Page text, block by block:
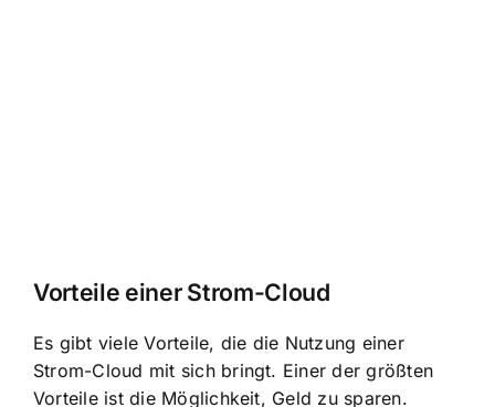
Vorteile einer Strom-Cloud
Es gibt viele Vorteile, die die Nutzung einer
Strom-Cloud mit sich bringt. Einer der größten
Vorteile ist die Möglichkeit, Geld zu sparen.